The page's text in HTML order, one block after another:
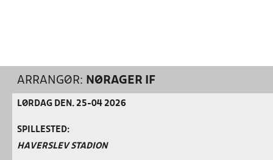
ARRANGØR: NØRAGER IF
LØRDAG DEN. 25-04 2026
SPILLESTED:
HAVERSLEV STADION